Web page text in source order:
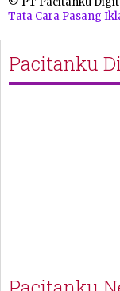
Tata Cara Pasang
Pacitanku